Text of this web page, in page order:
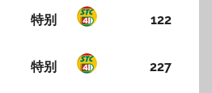
特别 122
特别 227